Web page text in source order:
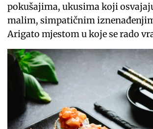
pokušajima, ukusima koji
malim, simpatičnim
Arigato mjestom u koje se rado